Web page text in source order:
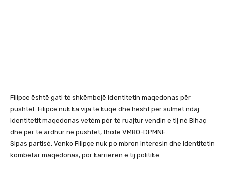
Filipce është gati të shkëmbejë identitetin maqedonas për
pushtet. Filipce nuk ka vija të kuqe dhe hesht për sulmet ndaj
identitetit maqedonas vetëm për të ruajtur vendin e tij në Bihaç
dhe për të ardhur në pushtet, thotë VMRO-DPMNE.
Sipas partisë, Venko Filipçe nuk po mbron interesin dhe identitetin
kombëtar maqedonas, por karrierën e tij politike.